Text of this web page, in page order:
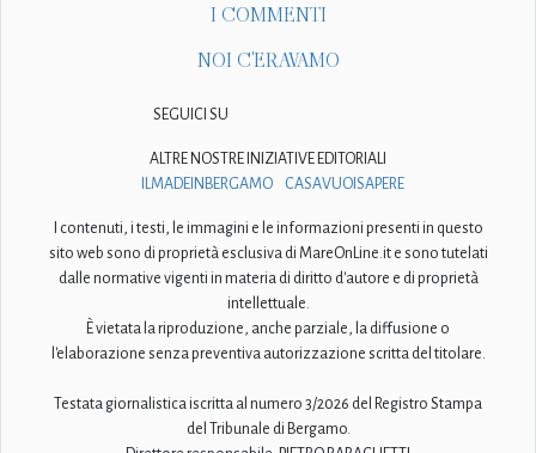
I COMMENTI
NOI C'ERAVAMO
SEGUICI SU
ALTRE NOSTRE INIZIATIVE EDITORIALI
ILMADEINBERGAMO
CASAVUOISAPERE
I contenuti, i testi, le immagini e le informazioni presenti in questo
sito web sono di proprietà esclusiva di MareOnLine.it e sono tutelati
dalle normative vigenti in materia di diritto d'autore e di proprietà
intellettuale.
È vietata la riproduzione, anche parziale, la diffusione o
l'elaborazione senza preventiva autorizzazione scritta del titolare.
Testata giornalistica iscritta al numero 3/2026 del Registro Stampa
del Tribunale di Bergamo.